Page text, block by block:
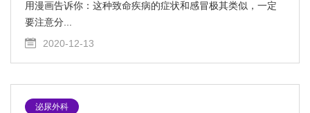
用漫画告诉你：这种致命疾病的症状和感冒极其类似，一定
要注意分...
2020-12-13
泌尿外科